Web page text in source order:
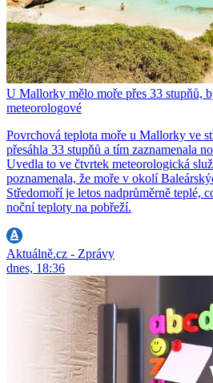
U Mallorky mělo moře přes 33 stupňů,
meteorologové
Povrchová teplota moře u Mallorky ve
přesáhla 33 stupňů a tím zaznamenala
Uvedla to ve čtvrtek meteorologická
poznamenala, že moře v okolí
Středomoří je letos nadprůměrně teplé,
noční teploty na pobřeží.
Aktuálně.cz - Zprávy
dnes, 18:36